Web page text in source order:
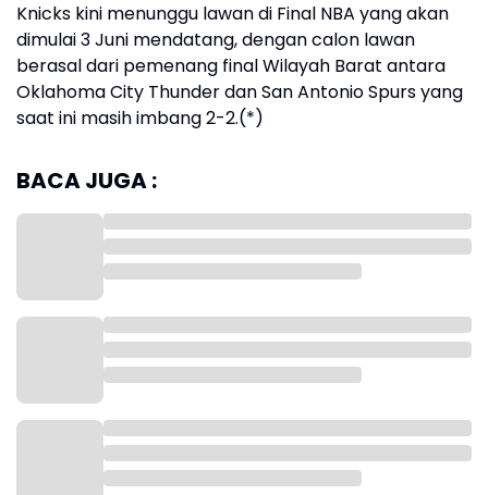
Knicks kini menunggu lawan di Final NBA yang akan
dimulai 3 Juni mendatang, dengan calon lawan
berasal dari pemenang final Wilayah Barat antara
Oklahoma City Thunder dan San Antonio Spurs yang
saat ini masih imbang 2-2.(*)
BACA JUGA :